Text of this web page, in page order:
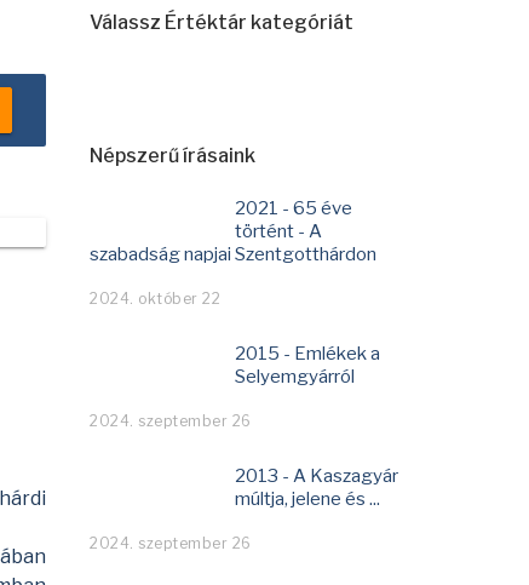
Válassz Értéktár kategóriát
Népszerű írásaink
2021 - 65 éve
történt - A
szabadság napjai Szentgotthárdon
2024. október 22
2015 - Emlékek a
Selyemgyárról
2024. szeptember 26
2013 - A Kaszagyár
múltja, jelene és ...
2024. szeptember 26